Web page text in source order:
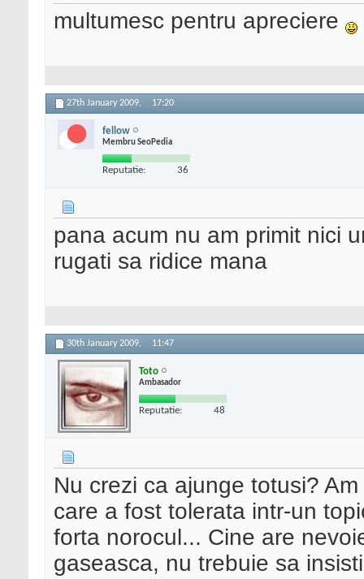
multumesc pentru apreciere
27th January 2009, 17:20
fellow
Membru SeoPedia
Reputatie: 36
pana acum nu am primit nici
rugati sa ridice mana
30th January 2009, 11:47
Toto
Ambasador
Reputatie: 48
Nu crezi ca ajunge totusi?
care a fost tolerata intr-un
forta norocul... Cine are
gaseasca, nu trebuie sa